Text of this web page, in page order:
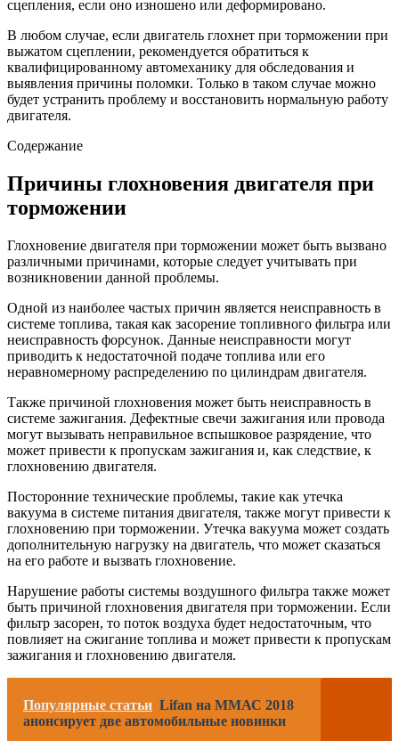
сцепления, если оно изношено или деформировано.
В любом случае, если двигатель глохнет при торможении при
выжатом сцеплении, рекомендуется обратиться к
квалифицированному автомеханику для обследования и
выявления причины поломки. Только в таком случае можно
будет устранить проблему и восстановить нормальную работу
двигателя.
Содержание
Причины глохновения двигателя при
торможении
Глохновение двигателя при торможении может быть вызвано
различными причинами, которые следует учитывать при
возникновении данной проблемы.
Одной из наиболее частых причин является неисправность в
системе топлива, такая как засорение топливного фильтра или
неисправность форсунок. Данные неисправности могут
приводить к недостаточной подаче топлива или его
неравномерному распределению по цилиндрам двигателя.
Также причиной глохновения может быть неисправность в
системе зажигания. Дефектные свечи зажигания или провода
могут вызывать неправильное вспышковое разрядение, что
может привести к пропускам зажигания и, как следствие, к
глохновению двигателя.
Посторонние технические проблемы, такие как утечка
вакуума в системе питания двигателя, также могут привести к
глохновению при торможении. Утечка вакуума может создать
дополнительную нагрузку на двигатель, что может сказаться
на его работе и вызвать глохновение.
Нарушение работы системы воздушного фильтра также может
быть причиной глохновения двигателя при торможении. Если
фильтр засорен, то поток воздуха будет недостаточным, что
повлияет на сжигание топлива и может привести к пропускам
зажигания и глохновению двигателя.
Популярные статьи Lifan на ММАС 2018
анонсирует две автомобильные новинки